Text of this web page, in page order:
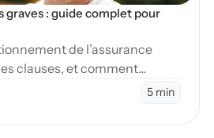
graves : guide complet pour
de l’assurance
clauses, et comment
en cas de diagnostic
5 min